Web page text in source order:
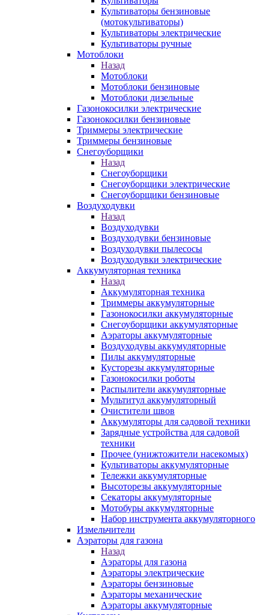
Культиваторы бензиновые
(мотокультиваторы)
Культиваторы электрические
Культиваторы ручные
Мотоблоки
Назад
Мотоблоки
Мотоблоки бензиновые
Мотоблоки дизельные
Газонокосилки электрические
Газонокосилки бензиновые
Триммеры электрические
Триммеры бензиновые
Снегоуборщики
Назад
Снегоуборщики
Снегоуборщики электрические
Снегоуборщики бензиновые
Воздуходувки
Назад
Воздуходувки
Воздуходувки бензиновые
Воздуходувки пылесосы
Воздуходувки электрические
Аккумуляторная техника
Назад
Аккумуляторная техника
Триммеры аккумуляторные
Газонокосилки аккумуляторные
Снегоуборщики аккумуляторные
Аэраторы аккумуляторные
Воздуходувы аккумуляторные
Пилы аккумуляторные
Кусторезы аккумуляторные
Газонокосилки роботы
Распылители аккумуляторные
Мультитул аккумуляторный
Очистители швов
Аккумуляторы для садовой техники
Зарядные устройства для садовой
техники
Прочее (унижтожители насекомых)
Культиваторы аккумуляторные
Тележки аккумуляторные
Высоторезы аккумуляторные
Секаторы аккумуляторные
Мотобуры аккумуляторные
Набор инструмента аккумуляторного
Измельчители
Аэраторы для газона
Назад
Аэраторы для газона
Аэраторы электрические
Аэраторы бензиновые
Аэраторы механические
Аэраторы аккумуляторные